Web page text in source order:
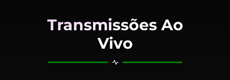
Transmissões Ao
Vivo